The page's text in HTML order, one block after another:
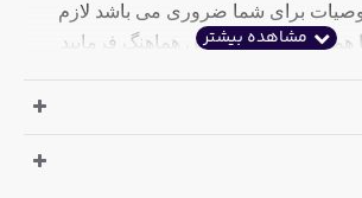
برای شما ضروری می باشد لازم
همکاران بخش فروش هماهنگ فرمایید